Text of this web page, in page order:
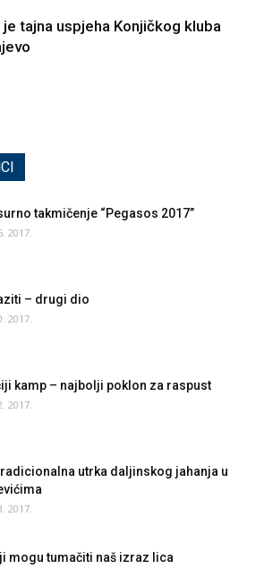
je tajna uspjeha Konjičkog kluba
takmičenje “Pegasos 2017”
2017.
– drugi dio
2017.
kamp – najbolji poklon za raspust
2017.
utrka daljinskog jahanja u
2017.
mogu tumačiti naš izraz lica